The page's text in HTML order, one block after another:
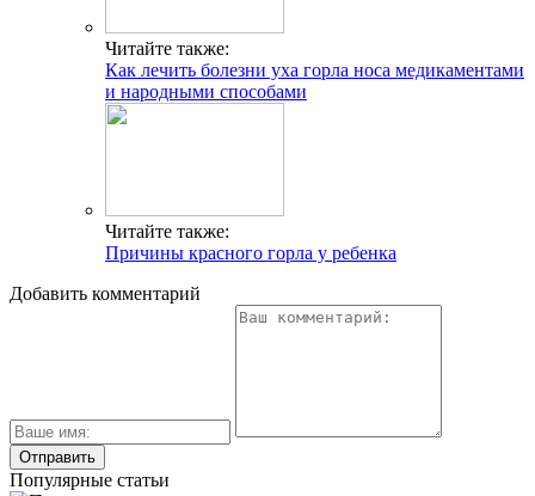
Читайте также:
Как лечить болезни уха горла носа медикаментами
и народными способами
Читайте также:
Причины красного горла у ребенка
Добавить комментарий
Популярные статьи